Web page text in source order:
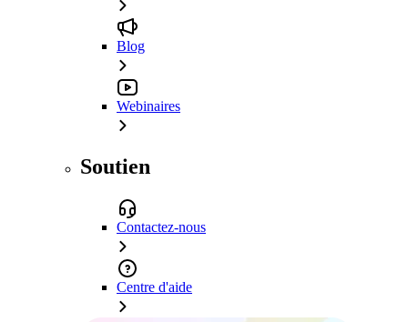
Blog
Webinaires
Soutien
Contactez-nous
Centre d'aide